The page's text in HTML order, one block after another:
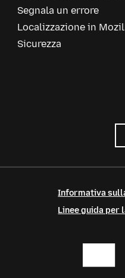
Segnala un errore
Localizzazione in
Sicurezza
Informativa
Linee guida per